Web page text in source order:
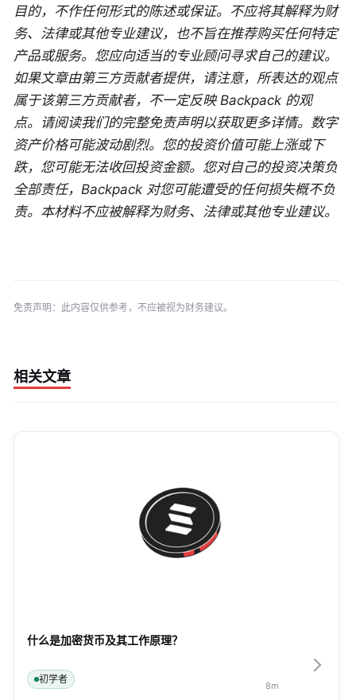
目的，不作任何形式的陈述或保证。不应将其解释为财
务、法律或其他专业建议，也不旨在推荐购买任何特定
产品或服务。您应向适当的专业顾问寻求自己的建议。
如果文章由第三方贡献者提供，请注意，所表达的观点
属于该第三方贡献者，不一定反映 Backpack 的观
点。请阅读我们的完整免责声明以获取更多详情。数字
资产价格可能波动剧烈。您的投资价值可能上涨或下
跌，您可能无法收回投资金额。您对自己的投资决策负
全部责任，Backpack 对您可能遭受的任何损失概不负
责。本材料不应被解释为财务、法律或其他专业建议。
免责声明：此内容仅供参考，不应被视为财务建议。
相关文章
什么是加密货币及其工作原理？
初学者
8m